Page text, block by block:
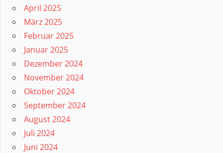
April 2025
März 2025
Februar 2025
Januar 2025
Dezember 2024
November 2024
Oktober 2024
September 2024
August 2024
Juli 2024
Juni 2024